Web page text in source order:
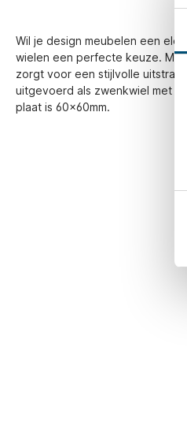
Wil je design meubelen een
wielen een perfecte keuze.
zorgt voor een stijlvolle
uitgevoerd als zwenkwiel met
plaat is 60x60mm.